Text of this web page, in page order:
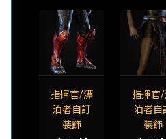
指揮官/漂
泊者自訂
裝飾
指揮官
泊者自
裝飾